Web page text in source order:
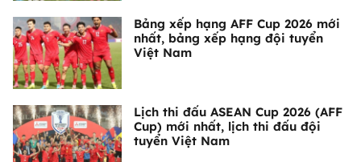
Bảng xếp hạng AFF Cup 2026 mới
nhất, bảng xếp hạng đội tuyển
Việt Nam
Lịch thi đấu ASEAN Cup 2026 (AFF
Cup) mới nhất, lịch thi đấu đội
tuyển Việt Nam